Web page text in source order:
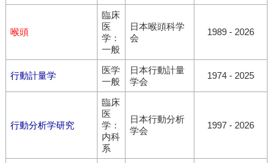
喉頭
臨床
医
学：
一般
日本喉頭科学
会
1989 - 2026
行動計量学
医学
一般
日本行動計量
学会
1974 - 2025
行動分析学研究
臨床
医
学：
内科
系
日本行動分析
学会
1997 - 2026